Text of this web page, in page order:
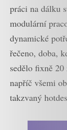
práci na dálku
modulární
dynamické
řečeno, doba,
sedělo fixně
napříč všemi
takzvaný